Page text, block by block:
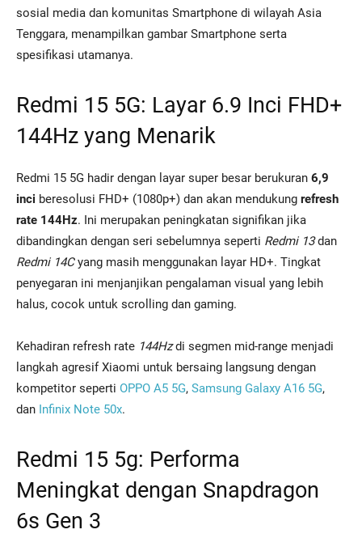
sosial media dan komunitas Smartphone di wilayah Asia
Tenggara, menampilkan gambar Smartphone serta
spesifikasi utamanya.
Redmi 15 5G: Layar 6.9 Inci FHD+
144Hz yang Menarik
Redmi 15 5G hadir dengan layar super besar berukuran 6,9
inci beresolusi FHD+ (1080p+) dan akan mendukung refresh
rate 144Hz. Ini merupakan peningkatan signifikan jika
dibandingkan dengan seri sebelumnya seperti Redmi 13dan
Redmi 14Cyang masih menggunakan layar HD+. Tingkat
penyegaran ini menjanjikan pengalaman visual yang lebih
halus, cocok untuk scrolling dan gaming.
Kehadiran refresh rate 144Hzdi segmen mid-range menjadi
langkah agresif Xiaomi untuk bersaing langsung dengan
kompetitor seperti OPPO A5 5G, Samsung Galaxy A16 5G,
dan Infinix Note 50x.
Redmi 15 5g: Performa
Meningkat dengan Snapdragon
6s Gen 3